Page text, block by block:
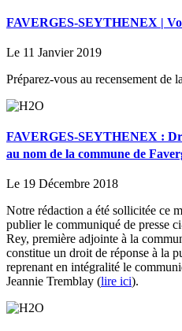
FAVERGES-SEYTHENEX |
Le 11 Janvier 2019
Préparez-vous au recensement de
FAVERGES-SEYTHENEX :
au nom de la commune de
Le 19 Décembre 2018
Notre rédaction a été sollicitée ce
publier le communiqué de presse
Rey, première adjointe à la
constitue un droit de réponse à la
reprenant en intégralité le
Jeannie Tremblay (lire ici).